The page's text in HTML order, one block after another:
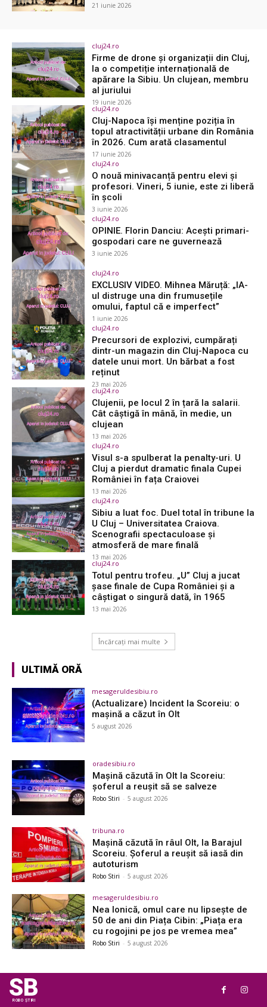
21 iunie 2026
cluj24.ro
Firme de drone și organizații din Cluj,
la o competiție internațională de
apărare la Sibiu. Un clujean, membru
al juriului
19 iunie 2026
cluj24.ro
Cluj-Napoca își menține poziția în
topul atractivității urbane din România
în 2026. Cum arată clasamentul
17 iunie 2026
cluj24.ro
O nouă minivacanță pentru elevi și
profesori. Vineri, 5 iunie, este zi liberă
în școli
3 iunie 2026
cluj24.ro
OPINIE. Florin Danciu: Acești primari-
gospodari care ne guvernează
3 iunie 2026
cluj24.ro
EXCLUSIV VIDEO. Mihnea Măruță: „IA-
ul distruge una din frumusețile
omului, faptul că e imperfect”
1 iunie 2026
cluj24.ro
Precursori de explozivi, cumpărați
dintr-un magazin din Cluj-Napoca cu
datele unui mort. Un bărbat a fost
reținut
23 mai 2026
cluj24.ro
Clujenii, pe locul 2 în țară la salarii.
Cât câștigă în mână, în medie, un
clujean
13 mai 2026
cluj24.ro
Visul s-a spulberat la penalty-uri. U
Cluj a pierdut dramatic finala Cupei
României în fața Craiovei
13 mai 2026
cluj24.ro
Sibiu a luat foc. Duel total în tribune la
U Cluj – Universitatea Craiova.
Scenografii spectaculoase și
atmosferă de mare finală
13 mai 2026
cluj24.ro
Totul pentru trofeu. „U” Cluj a jucat
șase finale de Cupa României și a
câștigat o singură dată, în 1965
13 mai 2026
Încărcați mai multe
ULTIMĂ ORĂ
mesageruldesibiu.ro
(Actualizare) Incident la Scoreiu: o
mașină a căzut în Olt
5 august 2026
oradesibiu.ro
Mașină căzută în Olt la Scoreiu:
șoferul a reușit să se salveze
Robo Stiri - 5 august 2026
tribuna.ro
Mașină căzută în râul Olt, la Barajul
Scoreiu. Șoferul a reușit să iasă din
autoturism
Robo Stiri - 5 august 2026
mesageruldesibiu.ro
Nea Ionică, omul care nu lipsește de
50 de ani din Piața Cibin: „Piața era
cu rogojini pe jos pe vremea mea”
Robo Stiri - 5 august 2026
SB
ROBO ȘTIRI